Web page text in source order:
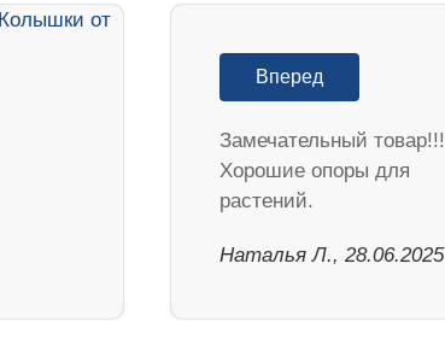
Вперед
Замечательный товар!!!
Хорошие опоры для
растений.
Наталья Л., 28.06.2025